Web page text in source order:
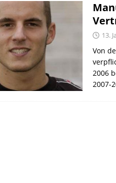
13.
Von
2006
2007-